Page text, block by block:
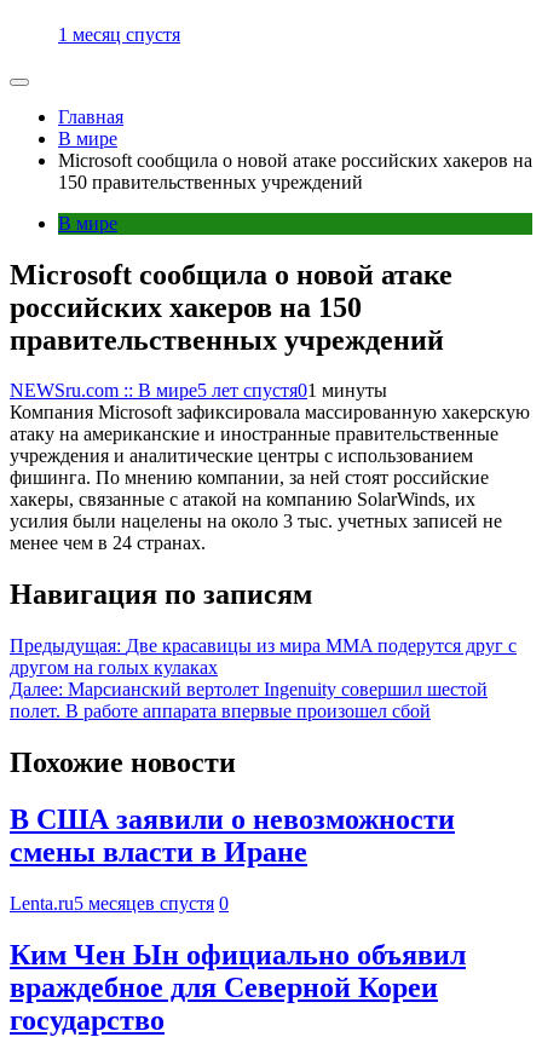
1 месяц спустя
Главная
В мире
Microsoft сообщила о новой атаке российских хакеров на
150 правительственных учреждений
В мире
Microsoft сообщила о новой атаке
российских хакеров на 150
правительственных учреждений
NEWSru.com :: В мире5 лет спустя01 минуты
Компания Microsoft зафиксировала массированную хакерскую
атаку на американские и иностранные правительственные
учреждения и аналитические центры с использованием
фишинга. По мнению компании, за ней стоят российские
хакеры, связанные с атакой на компанию SolarWinds, их
усилия были нацелены на около 3 тыс. учетных записей не
менее чем в 24 странах.
Навигация по записям
Предыдущая: Две красавицы из мира MMA подерутся друг с
другом на голых кулаках
Далее: Марсианский вертолет Ingenuity совершил шестой
полет. В работе аппарата впервые произошел сбой
Похожие новости
В США заявили о невозможности
смены власти в Иране
Lenta.ru5 месяцев спустя 0
Ким Чен Ын официально объявил
враждебное для Северной Кореи
государство